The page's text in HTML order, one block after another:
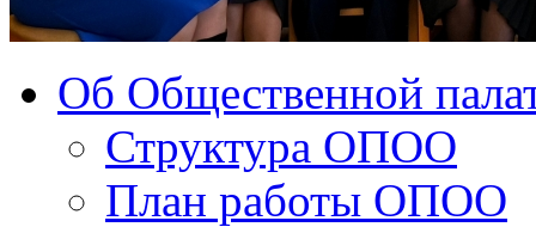
Об Общественной
Структура ОПОО
План работы ОПОО